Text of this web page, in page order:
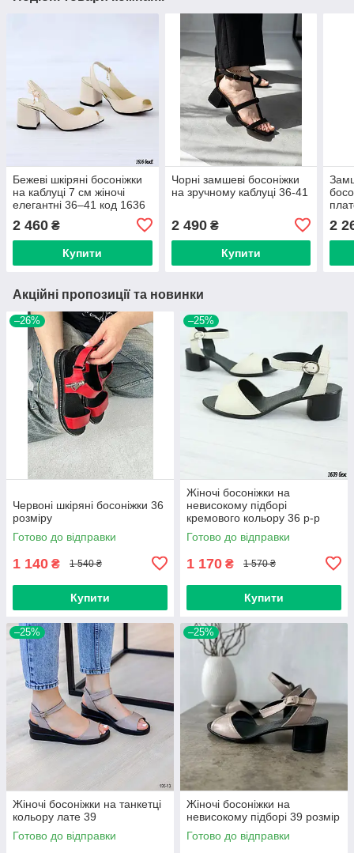
Бежеві шкіряні босоніжки
на каблуці 7 см жіночі
елегантні 36–41 код 1636
2 460 ₴
Купити
Чорні замшеві босоніжки
на зручному каблуці 36-41
2 490₴
Купити
2
Акційні пропозиції та новинки
–26%
Червоні шкіряні босоніжки 36
розміру
Готово до відправки
1 140 ₴ 1 540 ₴
Купити
–25%
Жіночі босоніжки на
невисокому підборі
кремового кольору 36 р-р
Готово до відправки
1 170 ₴ 1 570 ₴
Купити
–25%
Жіночі босоніжки на танкетці
кольору лате 39
Готово до відправки
–25%
Жіночі босоніжки на
невисокому підборі 39 розмір
Готово до відправки